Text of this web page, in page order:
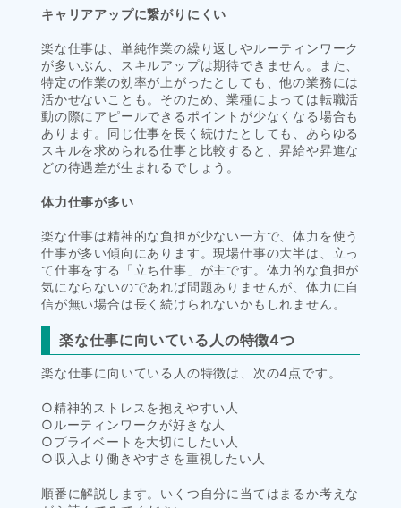
キャリアアップに繋がりにくい
楽な仕事は、単純作業の繰り返しやルーティンワーク
が多いぶん、スキルアップは期待できません。また、
特定の作業の効率が上がったとしても、他の業務には
活かせないことも。そのため、業種によっては転職活
動の際にアピールできるポイントが少なくなる場合も
あります。同じ仕事を長く続けたとしても、あらゆる
スキルを求められる仕事と比較すると、昇給や昇進な
どの待遇差が生まれるでしょう。
体力仕事が多い
楽な仕事は精神的な負担が少ない一方で、体力を使う
仕事が多い傾向にあります。現場仕事の大半は、立っ
て仕事をする「立ち仕事」が主です。体力的な負担が
気にならないのであれば問題ありませんが、体力に自
信が無い場合は長く続けられないかもしれません。
楽な仕事に向いている人の特徴4つ
楽な仕事に向いている人の特徴は、次の4点です。
○精神的ストレスを抱えやすい人
○ルーティンワークが好きな人
○プライベートを大切にしたい人
○収入より働きやすさを重視したい人
順番に解説します。いくつ自分に当てはまるか考えな